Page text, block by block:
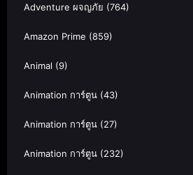
Adventure ผจญภัย (764)
Amazon Prime (859)
Animal (9)
Animation การ์ตูน (43)
Animation การ์ตูน (27)
Animation การ์ตูน (232)